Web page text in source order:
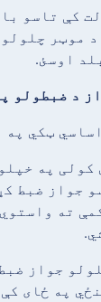
کې تاسو
موټر
اوسئ.
د ضبطولو
ټکي په
کولی په
جواز ضبط
ته
جواز
په ځای